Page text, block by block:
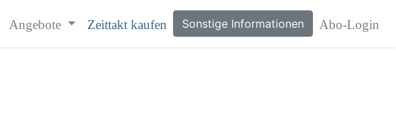
Angebote Zeittakt kaufen Sonstige Informationen Abo-Login